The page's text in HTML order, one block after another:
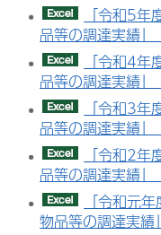
「令和5
品等の調達実績」
「令和4
品等の調達実績」
「令和3
品等の調達実績」
「令和2
品等の調達実績」
「令和元
物品等の調達実績